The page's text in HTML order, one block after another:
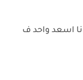
اسعد واحد ف